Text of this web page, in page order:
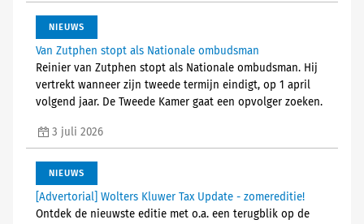
NIEUWS
Van Zutphen stopt als Nationale ombudsman
Reinier van Zutphen stopt als Nationale ombudsman. Hij
vertrekt wanneer zijn tweede termijn eindigt, op 1 april
volgend jaar. De Tweede Kamer gaat een opvolger zoeken.
3 juli 2026
NIEUWS
[Advertorial] Wolters Kluwer Tax Update - zomereditie!
Ontdek de nieuwste editie met o.a. een terugblik op de